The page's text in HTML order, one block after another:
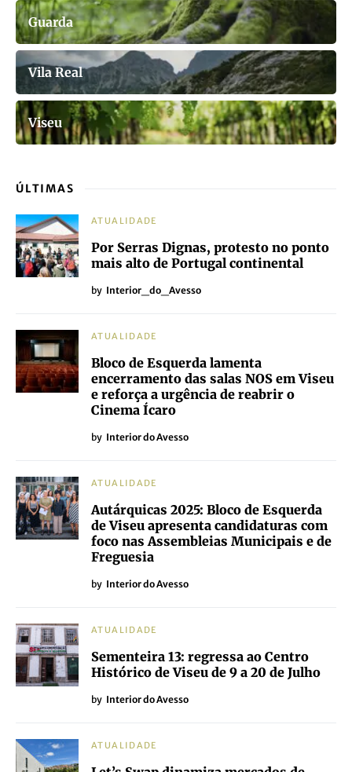
Guarda
Vila Real
Viseu
ÚLTIMAS
ATUALIDADE
Por Serras Dignas, protesto no ponto
mais alto de Portugal continental
by Interior_do_Avesso
ATUALIDADE
Bloco de Esquerda lamenta
encerramento das salas NOS em Viseu
e reforça a urgência de reabrir o
Cinema Ícaro
by Interior do Avesso
ATUALIDADE
Autárquicas 2025: Bloco de Esquerda
de Viseu apresenta candidaturas com
foco nas Assembleias Municipais e de
Freguesia
by Interior do Avesso
ATUALIDADE
Sementeira 13: regressa ao Centro
Histórico de Viseu de 9 a 20 de Julho
by Interior do Avesso
ATUALIDADE